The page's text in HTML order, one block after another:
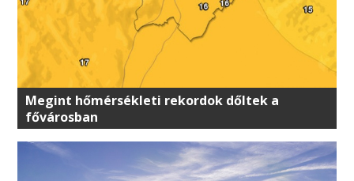
Megint hőmérsékleti rekordok dőltek a
fővárosban